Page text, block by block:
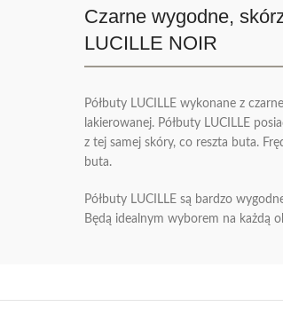
Czarne wygodne,
LUCILLE NOIR
Półbuty LUCILLE wykonane z
lakierowanej. Półbuty LUCILLE
z tej samej skóry, co reszta buta.
buta.
Półbuty LUCILLE są bardzo
Będą idealnym wyborem na każdą